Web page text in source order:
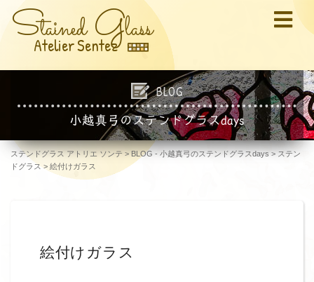
Stained Glass
Atelier Sentez
BLOG
小越真弓のステンドグラスdays
ステンドグラス アトリエ ソンテ > BLOG - 小越真弓のステンドグラスdays> ステン
ドグラス> 絵付けガラス
絵付けガラス